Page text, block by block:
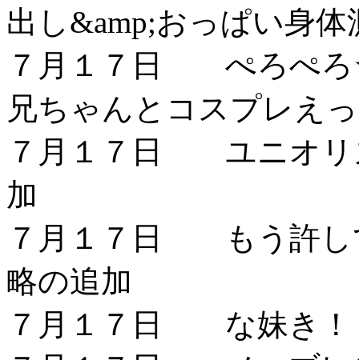
出し&amp;おっぱい身
７月１７日 ぺろぺろ
兄ちゃんとコスプレえ
７月１７日 ユニオリ
加
７月１７日 もう許し
略の追加
７月１７日 な妹き